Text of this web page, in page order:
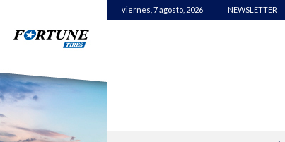
viernes, 7 agosto, 2026 NEWSLETTER